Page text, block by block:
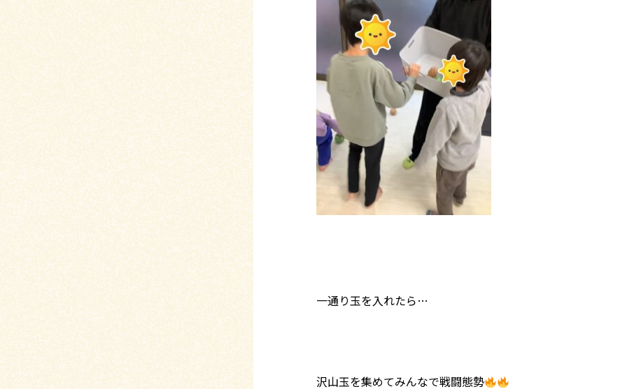
一通り玉を入れたら…
沢山玉を集めてみんなで戦闘態勢